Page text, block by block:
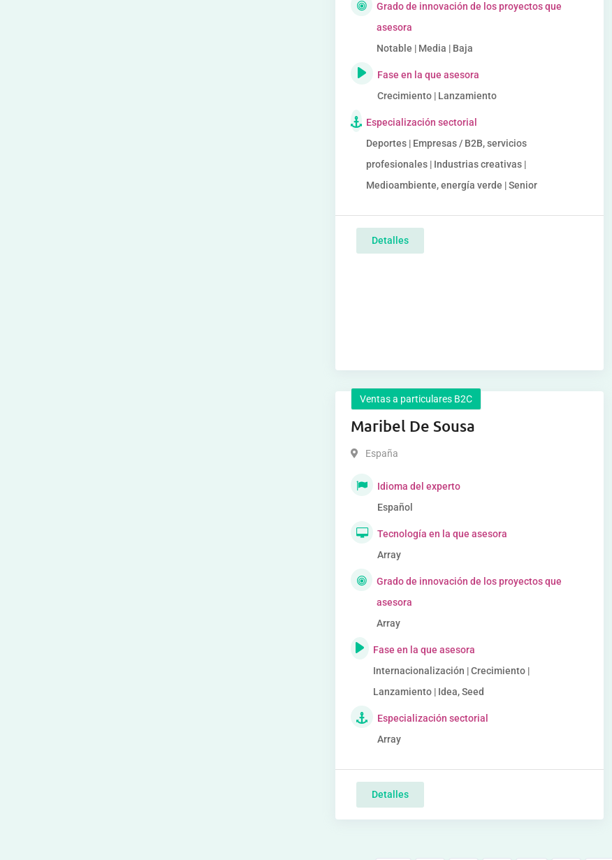
Grado de innovación de los proyectos que
asesora
Notable | Media | Baja
Fase en la que asesora
Crecimiento | Lanzamiento
Especialización sectorial
Deportes | Empresas / B2B, servicios
profesionales | Industrias creativas |
Medioambiente, energía verde | Senior
Detalles
Ventas a particulares B2C
Maribel De Sousa
España
Idioma del experto
Español
Tecnología en la que asesora
Array
Grado de innovación de los proyectos que
asesora
Array
Fase en la que asesora
Internacionalización | Crecimiento |
Lanzamiento | Idea, Seed
Especialización sectorial
Array
Detalles